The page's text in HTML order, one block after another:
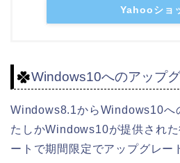
Yahooショ
Windows10へのアップ
Windows8.1からWindows10へ
たしかWindows10が提供され
ートで期間限定でアップグレー